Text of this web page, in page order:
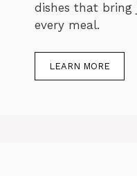
dishes that bring
every meal.
LEARN MORE